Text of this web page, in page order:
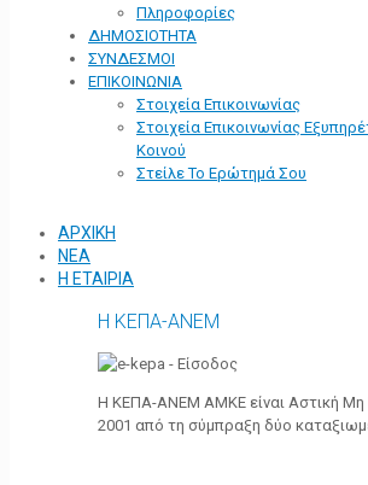
Πληροφορίες
ΔΗΜΟΣΙΟΤΗΤΑ
ΣΥΝΔΕΣΜΟΙ
ΕΠΙΚΟΙΝΩΝΙΑ
Στοιχεία Επικοινωνίας
Στοιχεία Επικοινωνίας
Κοινού
Στείλε Το Ερώτημά Σου
ΑΡΧΙΚΗ
ΝΕΑ
Η ΕΤΑΙΡΙΑ
Η ΚΕΠΑ-ΑΝΕΜ
Η ΚΕΠΑ-ΑΝΕΜ ΑΜΚΕ είναι Αστική Μη
2001 από τη σύμπραξη δύο